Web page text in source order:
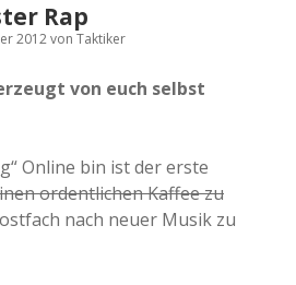
Rap
2012von Taktiker
von euch selbst
Online bin ist der erste
ordentlichen Kaffee zu
nach neuer Musik zu